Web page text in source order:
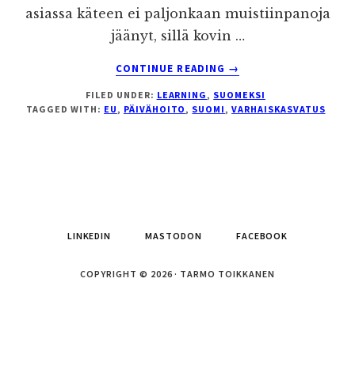
asiassa käteen ei paljonkaan muistiinpanoja
jäänyt, sillä kovin …
CONTINUE READING
ABOUT
VAI
VARHAISKASVATUSTA?
→
FILED UNDER: LEARNING , SUOMEKSI
TAGGED WITH: EU , PÄIVÄHOITO , SUOMI ,VARHAISKASVATUS
LINKEDIN MASTODON FACEBOOK
COPYRIGHT © 2026 · TARMO TOIKKANEN